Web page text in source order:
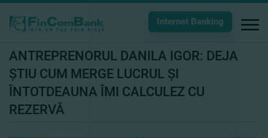
Internet Banking
ANTREPRENORUL DANILA IGOR: DEJA
ŞTIU CUM MERGE LUCRUL ŞI
ÎNTOTDEAUNA ÎMI CALCULEZ CU
REZERVĂ